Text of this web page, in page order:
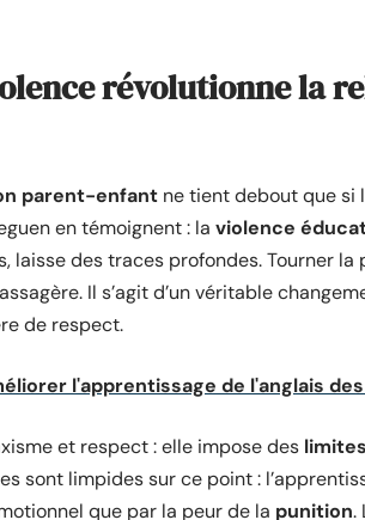
révolutionne la
parent-enfant ne tient debout que si
en témoignent : la violence
laisse des traces profondes. Tourner
Il s’agit d’un véritable
de respect.
l'apprentissage de l'anglais
et respect : elle impose des limites
sont limpides sur ce point :
que par la peur de la punition.